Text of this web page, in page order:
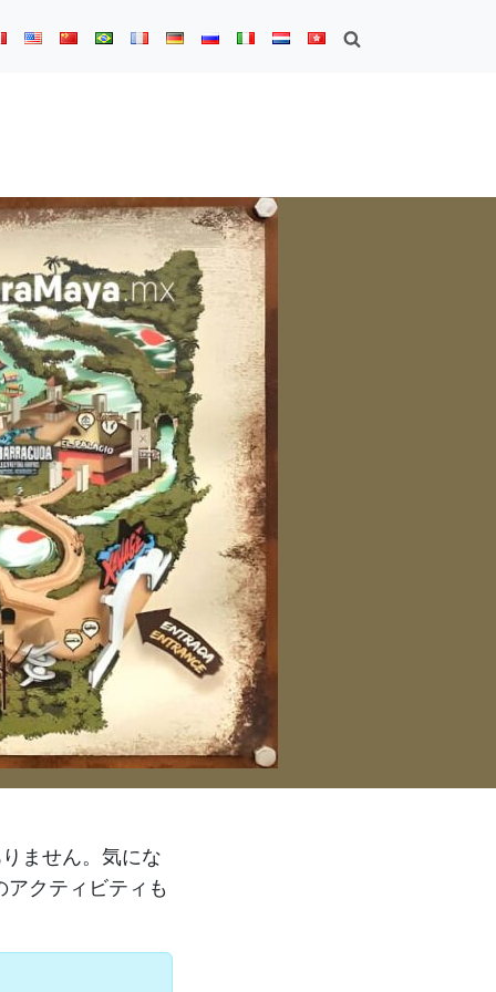
ません。気にな
クティビティも